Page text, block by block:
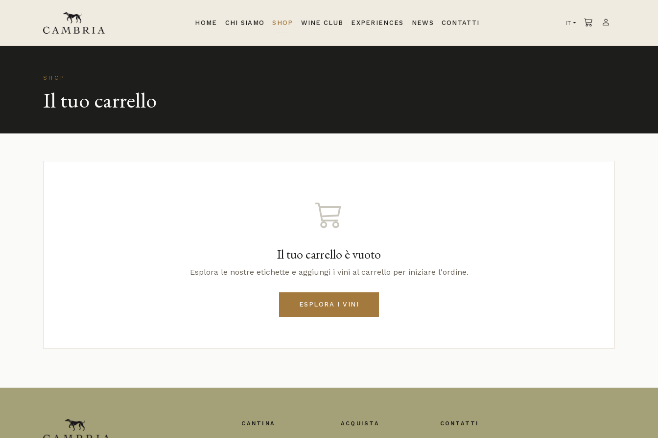
HOME CHI SIAMO SHOP WINE CLUB EXPERIENCES NEWS CONTATTI IT
SHOP
Il tuo carrello
Il tuo carrello è vuoto
Esplora le nostre etichette e aggiungi i vini al carrello per iniziare l'ordine.
ESPLORA I VINI
CANTINA ACQUISTA CONTATTI